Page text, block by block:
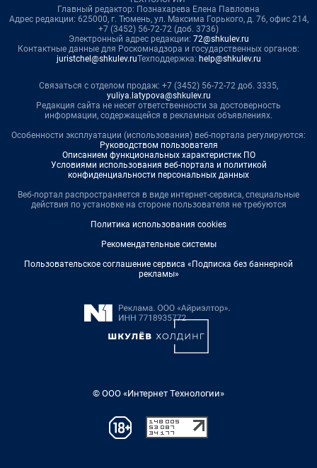
Главный редактор: Познахарева Елена Павловна
Адрес редакции: 625000, г. Тюмень, ул. Максима Горького, д. 76, офис 214,
+7 (3452) 56-72-72 (доб. 3736)
Электронный адрес редакции: 72@shkulev.ru
Контактные данные для Роскомнадзора и государственных органов:
juristchel@shkulev.ruТехподдержка: help@shkulev.ru
Связаться с отделом продаж: +7 (3452) 56-72-72 доб. 3335,
yuliya.latypova@shkulev.ru
Редакция сайта не несет ответственности за достоверность
информации, содержащейся в рекламных объявлениях.
Особенности эксплуатации (использования) веб-портала регулируются:
Руководством пользователя
Описанием функциональных характеристик ПО
Условиями использования веб-портала и политикой
конфиденциальности персональных данных
Веб-портал распространяется в виде интернет-сервиса, специальные
действия по установке на стороне пользователя не требуются
Политика использования cookies
Рекомендательные системы
Пользовательское соглашение сервиса «Подписка без баннерной
рекламы»
© ООО «Интернет Технологии»